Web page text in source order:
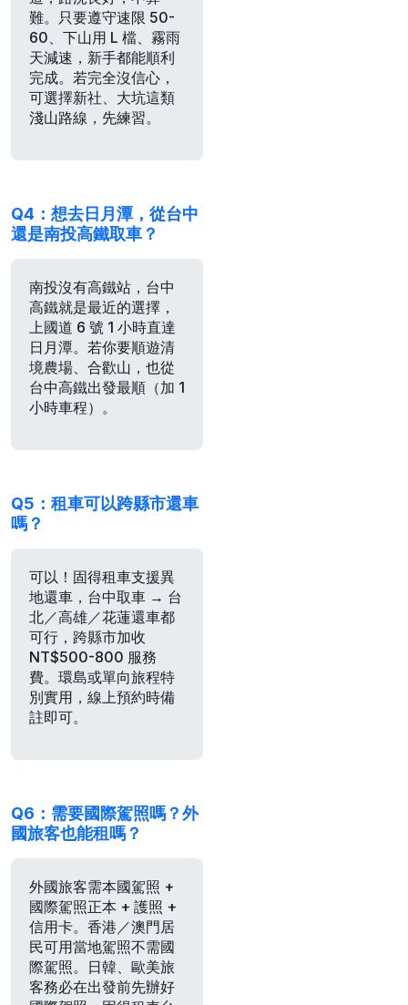
難。只要遵守速限 50-
60、下山用 L 檔、霧雨
天減速，新手都能順利
完成。若完全沒信心，
可選擇新社、大坑這類
淺山路線，先練習。
Q4：想去日月潭，從台中
還是南投高鐵取車？
南投沒有高鐵站， 台中
高鐵就是最近的選擇 ，
上國道 6 號 1 小時直達
日月潭。若你要順遊清
境農場、合歡山，也從
台中高鐵出發最順（加 1
小時車程）。
Q5：租車可以跨縣市還車
嗎？
可以！固得租車支援異
地還車，台中取車 → 台
北／高雄／花蓮還車都
可行，跨縣市加收
NT$500-800 服務
費。環島或單向旅程特
別實用，線上預約時備
註即可。
Q6：需要國際駕照嗎？外
國旅客也能租嗎？
外國旅客需本國駕照 +
國際駕照正本 + 護照 +
信用卡。香港／澳門居
民可用當地駕照不需國
際駕照。日韓、歐美旅
客務必在出發前先辦好